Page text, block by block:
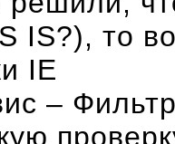
IS?), то
IE
–